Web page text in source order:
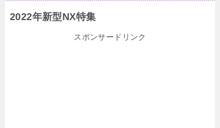
2022年新型NX特集
スポンサードリンク